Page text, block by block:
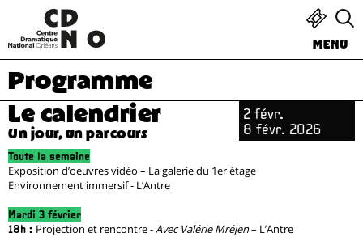
MENU
Programme
Le calendrier
Un jour, un parcours
2 févr.
8 févr. 2026
Toute la semaine
Exposition d’oeuvres vidéo – La galerie du 1er étage
Environnement immersif - L’Antre
Mardi 3 février
18h : Projection et rencontre -Avec Valérie Mréjen– L’Antre